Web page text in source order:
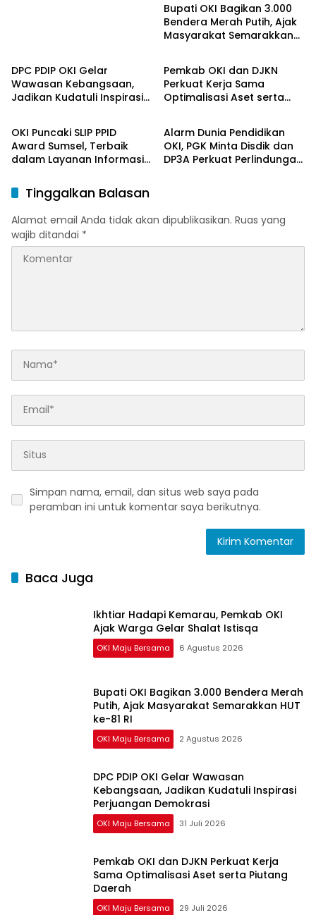
Bupati OKI Bagikan 3.000
Bendera Merah Putih, Ajak
Masyarakat Semarakkan
DPC PDIP OKI Gelar
Wawasan Kebangsaan,
Jadikan Kudatuli Inspirasi
OKI Maju Bersama
Pemkab OKI dan DJKN
Perkuat Kerja Sama
Optimalisasi Aset serta
OKI Maju Bersama
OKI Puncaki SLIP PPID
Award Sumsel, Terbaik
dalam Layanan Informasi
OKI Maju Bersama
Alarm Dunia Pendidikan
OKI, PGK Minta Disdik dan
DP3A Perkuat Perlindungan
Tinggalkan Balasan
Alamat email Anda tidak akan dipublikasikan. Ruas yang
wajib ditandai *
Simpan nama, email, dan situs web saya pada
peramban ini untuk komentar saya berikutnya.
Baca Juga
Ikhtiar Hadapi Kemarau, Pemkab OKI
Ajak Warga Gelar Shalat Istisqa
OKI Maju Bersama 6 Agustus 2026
Bupati OKI Bagikan 3.000 Bendera Merah
Putih, Ajak Masyarakat Semarakkan HUT
ke-81 RI
OKI Maju Bersama 2 Agustus 2026
DPC PDIP OKI Gelar Wawasan
Kebangsaan, Jadikan Kudatuli Inspirasi
Perjuangan Demokrasi
OKI Maju Bersama 31 Juli 2026
Pemkab OKI dan DJKN Perkuat Kerja
Sama Optimalisasi Aset serta Piutang
Daerah
OKI Maju Bersama 29 Juli 2026